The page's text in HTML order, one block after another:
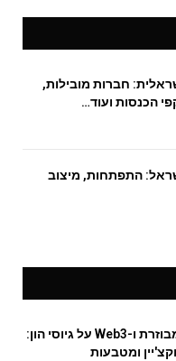
חברות מובילות,
הכנסות ועוד…
התפתחות, מיצוב
השפעת הכלכלה המבוזרת ו-Web3 על גיוסי הון:
ומטבעות